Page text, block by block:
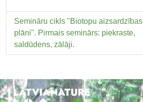
Semināru cikls "Biotopu aizsardzības
plāni". Pirmais seminārs: piekraste,
saldūdens, zālāji.